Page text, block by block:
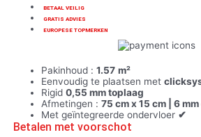
BETAAL VEILIG
GRATIS ADVIES
EUROPESE TOPMERKEN
Pakinhoud : 1.57 m²
Eenvoudig te plaatsen met
Rigid 0,55 mm toplaag
Afmetingen : 75 cm x 15 cm | 6
Met geïntegreerde ondervloer ✔
Betalen met voorschot